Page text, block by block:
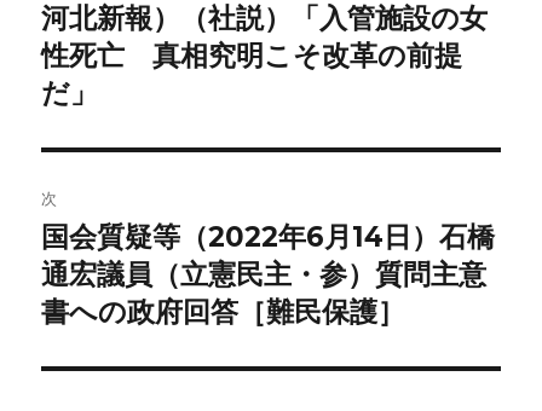
ナ
ビ
シ
ョ
ン
の
投
稿:
河北新報）（社説）「入管施設の女
性死亡 真相究明こそ改革の前提
だ」
次
次
の
投
国会質疑等（2022年6月14日）石橋
通宏議員（立憲民主・参）質問主意
書への政府回答［難民保護］